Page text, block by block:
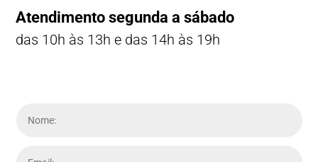
Atendimento segunda a sábado
das 10h às 13h e das 14h às 19h